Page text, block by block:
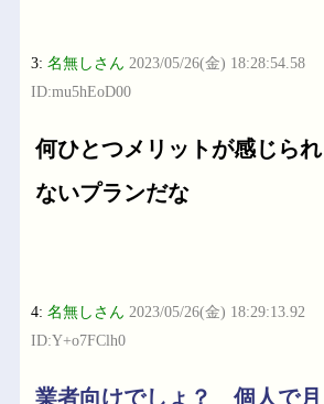
3:名無しさん 2023/05/26(金) 18:28:54.58
ID:mu5hEoD00
何ひとつメリットが感じられ
ないプランだな
4:名無しさん 2023/05/26(金) 18:29:13.92
ID:Y+o7FClh0
業者向けでしょ？ 個人で月